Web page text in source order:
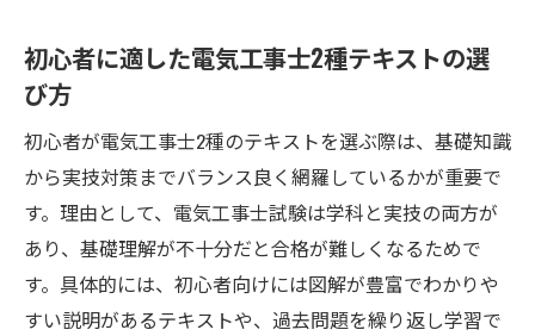
初心者に適した電気工事士2種テキストの選
び方
初心者が電気工事士2種のテキストを選ぶ際は、基礎知識
から実技対策までバランス良く網羅しているかが重要で
す。理由として、電気工事士試験は学科と実技の両方が
あり、基礎理解が不十分だと合格が難しくなるためで
す。具体的には、初心者向けには図解が豊富でわかりや
すい説明があるテキストや、過去問題を繰り返し学習で